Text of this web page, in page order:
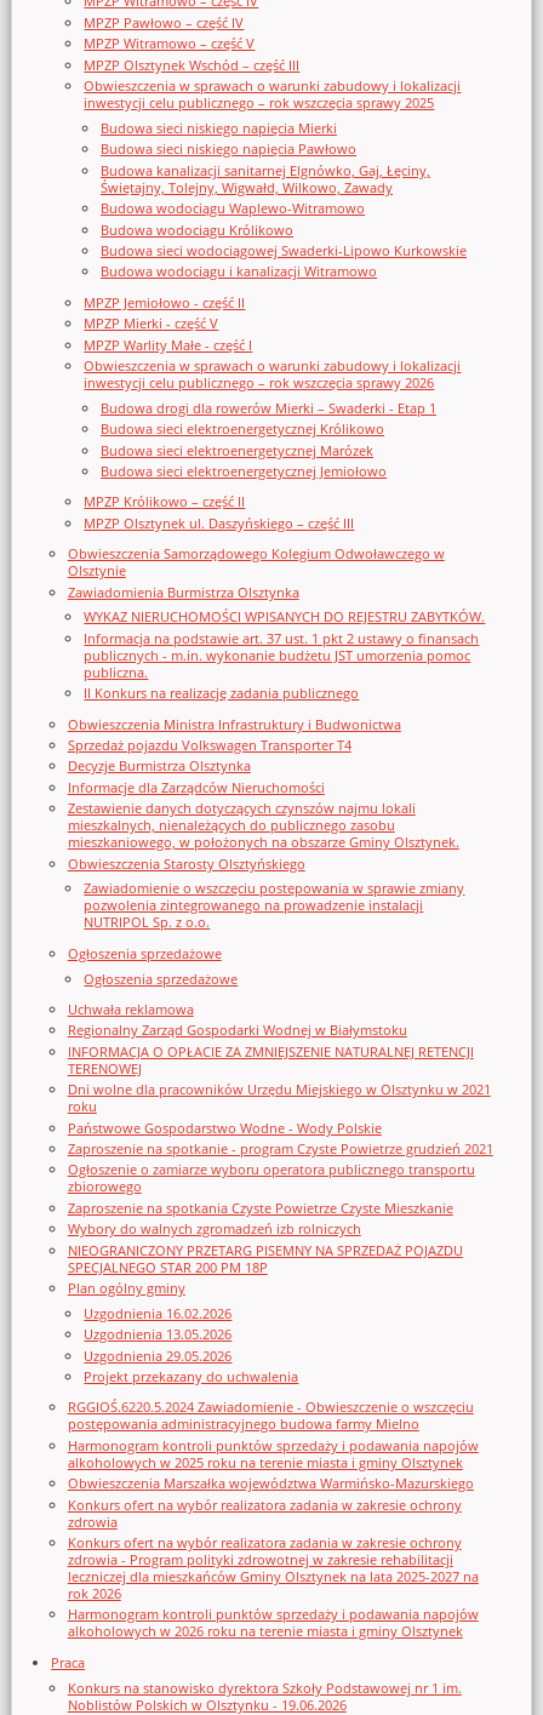
MPZP Pawłowo – część IV
MPZP Witramowo – część V
MPZP Olsztynek Wschód – część III
Obwieszczenia w sprawach o warunki zabudowy i lokalizacji
inwestycji celu publicznego – rok wszczęcia sprawy 2025
Budowa sieci niskiego napięcia Mierki
Budowa sieci niskiego napięcia Pawłowo
Budowa kanalizacji sanitarnej Elgnówko, Gaj, Łęciny,
Świętajny, Tolejny, Wigwałd, Wilkowo, Zawady
Budowa wodociągu Waplewo-Witramowo
Budowa wodociągu Królikowo
Budowa sieci wodociągowej Swaderki-Lipowo Kurkowskie
Budowa wodociągu i kanalizacji Witramowo
MPZP Jemiołowo - część II
MPZP Mierki - część V
MPZP Warlity Małe - część I
Obwieszczenia w sprawach o warunki zabudowy i lokalizacji
inwestycji celu publicznego – rok wszczęcia sprawy 2026
Budowa drogi dla rowerów Mierki – Swaderki - Etap 1
Budowa sieci elektroenergetycznej Królikowo
Budowa sieci elektroenergetycznej Marózek
Budowa sieci elektroenergetycznej Jemiołowo
MPZP Królikowo – część II
MPZP Olsztynek ul. Daszyńskiego – część III
Obwieszczenia Samorządowego Kolegium Odwoławczego w
Olsztynie
Zawiadomienia Burmistrza Olsztynka
WYKAZ NIERUCHOMOŚCI WPISANYCH DO REJESTRU ZABYTKÓW.
Informacja na podstawie art. 37 ust. 1 pkt 2 ustawy o finansach
publicznych - m.in. wykonanie budżetu JST umorzenia pomoc
publiczna.
II Konkurs na realizację zadania publicznego
Obwieszczenia Ministra Infrastruktury i Budwonictwa
Sprzedaż pojazdu Volkswagen Transporter T4
Decyzje Burmistrza Olsztynka
Informacje dla Zarządców Nieruchomości
Zestawienie danych dotyczących czynszów najmu lokali
mieszkalnych, nienależących do publicznego zasobu
mieszkaniowego, w położonych na obszarze Gminy Olsztynek.
Obwieszczenia Starosty Olsztyńskiego
Zawiadomienie o wszczęciu postępowania w sprawie zmiany
pozwolenia zintegrowanego na prowadzenie instalacji
NUTRIPOL Sp. z o.o.
Ogłoszenia sprzedażowe
Ogłoszenia sprzedażowe
Uchwała reklamowa
Regionalny Zarząd Gospodarki Wodnej w Białymstoku
INFORMACJA O OPŁACIE ZA ZMNIEJSZENIE NATURALNEJ RETENCJI
TERENOWEJ
Dni wolne dla pracowników Urzędu Miejskiego w Olsztynku w 2021
roku
Państwowe Gospodarstwo Wodne - Wody Polskie
Zaproszenie na spotkanie - program Czyste Powietrze grudzień 2021
Ogłoszenie o zamiarze wyboru operatora publicznego transportu
zbiorowego
Zaproszenie na spotkania Czyste Powietrze Czyste Mieszkanie
Wybory do walnych zgromadzeń izb rolniczych
NIEOGRANICZONY PRZETARG PISEMNY NA SPRZEDAŻ POJAZDU
SPECJALNEGO STAR 200 PM 18P
Plan ogólny gminy
Uzgodnienia 16.02.2026
Uzgodnienia 13.05.2026
Uzgodnienia 29.05.2026
Projekt przekazany do uchwalenia
RGGIOŚ.6220.5.2024 Zawiadomienie - Obwieszczenie o wszczęciu
postępowania administracyjnego budowa farmy Mielno
Harmonogram kontroli punktów sprzedaży i podawania napojów
alkoholowych w 2025 roku na terenie miasta i gminy Olsztynek
Obwieszczenia Marszałka województwa Warmińsko-Mazurskiego
Konkurs ofert na wybór realizatora zadania w zakresie ochrony
zdrowia
Konkurs ofert na wybór realizatora zadania w zakresie ochrony
zdrowia - Program polityki zdrowotnej w zakresie rehabilitacji
leczniczej dla mieszkańców Gminy Olsztynek na lata 2025-2027 na
rok 2026
Harmonogram kontroli punktów sprzedaży i podawania napojów
alkoholowych w 2026 roku na terenie miasta i gminy Olsztynek
Praca
Konkurs na stanowisko dyrektora Szkoły Podstawowej nr 1 im.
Noblistów Polskich w Olsztynku - 19.06.2026